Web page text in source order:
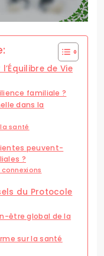
de Vie
familiale ?
dans la
santé
peuvent-
?
du Protocole
être global de la
sur la santé